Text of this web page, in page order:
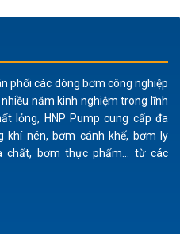
đáp ứng tốt nhu cầu vận
Có thể bơm các chất lỏng
đến 6.3 mm, lý tưởng cho
thải có cặn.
màng khí nén, HUSKY 2150
trong môi trường dễ
phối các dòng bơm công nghiệp
năm kinh nghiệm trong lĩnh
lỏng, HNP Pump cung cấp đa
nén, bơm cánh khế, bơm ly
chất, bơm thực phẩm... từ các